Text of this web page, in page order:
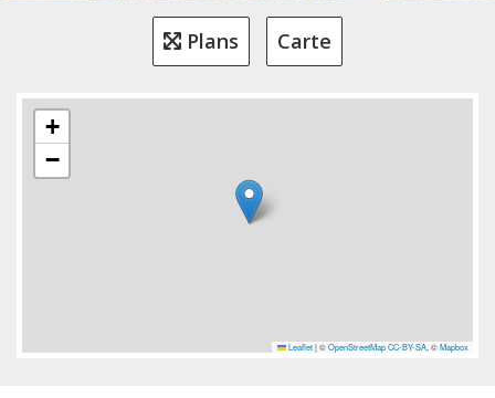
Plans Carte
+
−
Leaflet |©OpenStreetMap CC-BY-SA, ©Mapbox